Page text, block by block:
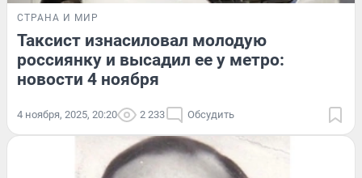
СТРАНА И МИР
Таксист изнасиловал молодую
россиянку и высадил ее у метро:
новости 4 ноября
4 ноября, 2025, 20:20 2 233 Обсудить